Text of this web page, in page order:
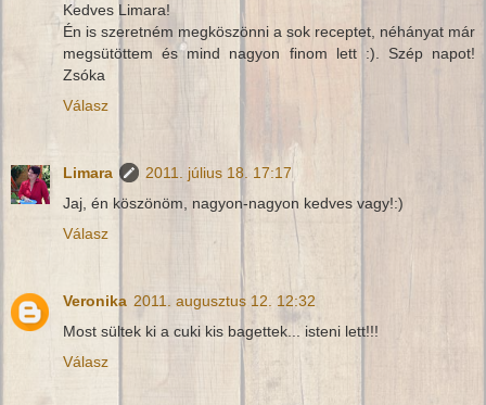
Kedves Limara!
Én is szeretném megköszönni a sok receptet, néhányat már
megsütöttem és mind nagyon finom lett :). Szép napot!
Zsóka
Válasz
Limara
2011. július 18. 17:17
Jaj, én köszönöm, nagyon-nagyon kedves vagy!:)
Válasz
Veronika 2011. augusztus 12. 12:32
Most sültek ki a cuki kis bagettek... isteni lett!!!
Válasz